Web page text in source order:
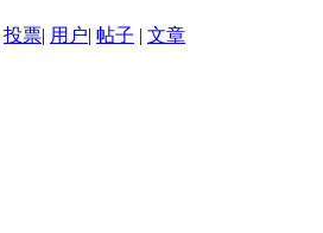
投票| 用户| 帖子 | 文章